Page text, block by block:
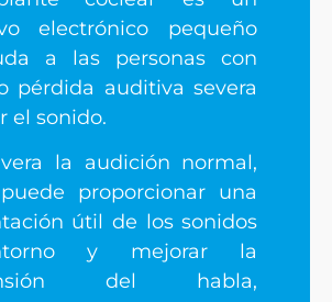
electrónico pequeño
a las personas con
pérdida auditiva severa
el sonido.
la audición normal,
proporcionar una
útil de los sonidos
y mejorar la
del habla,